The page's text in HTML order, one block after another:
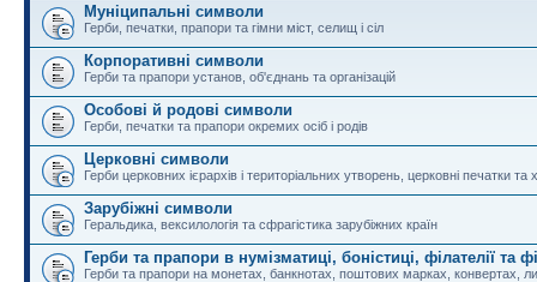
Муніципальні символи
Герби, печатки, прапори та гімни міст, селищ і сіл
Корпоративні символи
Герби та прапори установ, об'єднань та організацій
Особові й родові символи
Герби, печатки та прапори окремих осіб і родів
Церковні символи
Герби церковних ієрархів і територіальних утворень, церковні печатки та
Зарубіжні символи
Геральдика, вексилологія та сфрагістика зарубіжних країн
Герби та прапори в нумізматиці, боністиці, філателії та
Герби та прапори на монетах, банкнотах, поштових марках, конвертах,